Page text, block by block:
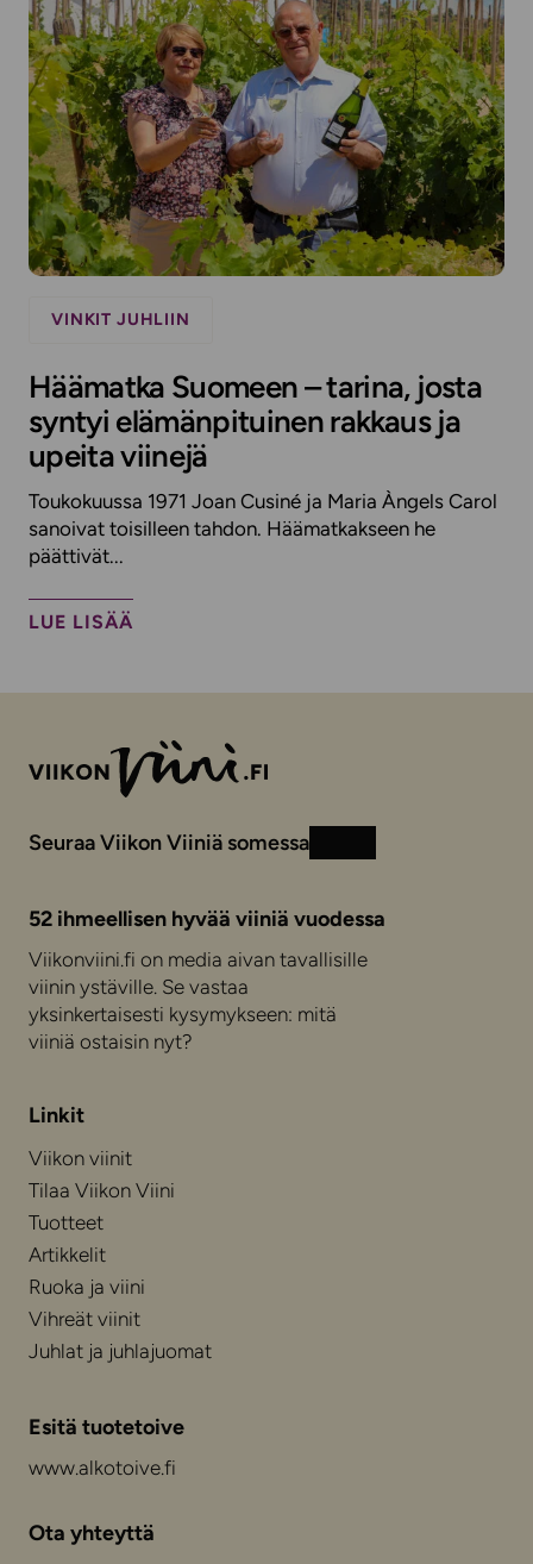
VINKIT JUHLIIN
Häämatka Suomeen – tarina, josta
syntyi elämänpituinen rakkaus ja
upeita viinejä
Toukokuussa 1971 Joan Cusiné ja Maria Àngels Carol
sanoivat toisilleen tahdon. Häämatkakseen he
päättivät...
LUE LISÄÄ
Seuraa Viikon Viiniä somessa Instagram
Facebook
52 ihmeellisen hyvää viiniä vuodessa
Viikonviini.fi on media aivan tavallisille
viinin ystäville. Se vastaa
yksinkertaisesti kysymykseen: mitä
viiniä ostaisin nyt?
Linkit
Viikon viinit
Tilaa Viikon Viini
Tuotteet
Artikkelit
Ruoka ja viini
Vihreät viinit
Juhlat ja juhlajuomat
Esitä tuotetoive
www.alkotoive.fi
Ota yhteyttä